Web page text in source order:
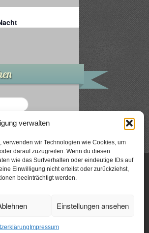
verwalten
wir Technologien wie Cookies, um
darauf zuzugreifen. Wenn du diesen
wie das Surfverhalten oder eindeutige IDs auf
Einwilligung nicht erteilst oder zurückziehst,
beeinträchtigt werden.
Einstellungen ansehen
Impressum